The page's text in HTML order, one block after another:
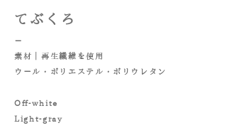
てぶくろ
－
素材｜再生繊維を使用
ウール・ポリエステル・ポリウレタン
Off-white
Light-gray